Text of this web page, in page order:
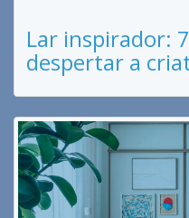
Lar inspirador:
despertar a